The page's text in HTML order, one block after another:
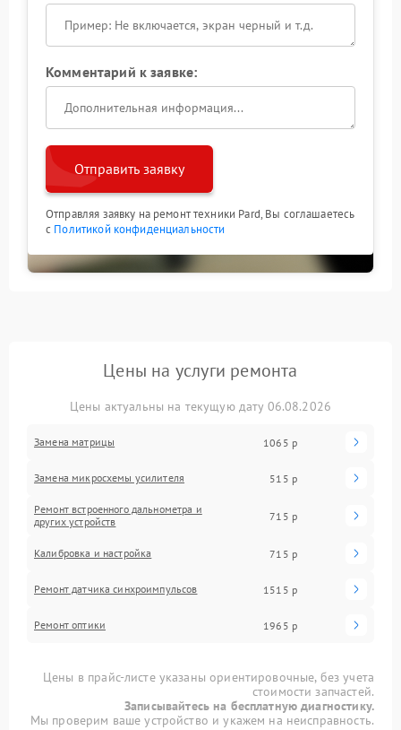
Комментарий к заявке:
Отправить заявку
Отправляя заявку на ремонт техники Pard, Вы соглашаетесь
с Политикой конфиденциальности
Цены на услуги ремонта
Цены актуальны на текущую дату 06.08.2026
Замена матрицы 1065 р
Замена микросхемы усилителя 515 р
Ремонт встроенного дальнометра и
других устройств
715 р
Калибровка и настройка 715 р
Ремонт датчика синхроимпульсов 1515 р
Ремонт оптики 1965 р
Цены в прайс-листе указаны ориентировочные, без учета
стоимости запчастей.
Записывайтесь на бесплатную диагностику.
Мы проверим ваше устройство и укажем на неисправность.